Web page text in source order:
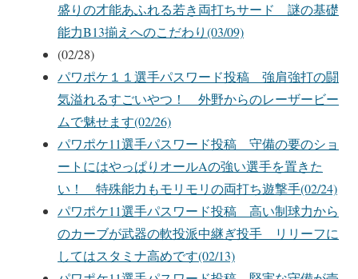
盛りの才能あふれる若き両打ちサード 謎の基礎
能力B13揃えへのこだわり(03/09)
(02/28)
パワポケ１１選手パスワード投稿 強肩強打の闘
気溢れるすごいやつ！ 外野からのレーザービー
ムで魅せます(02/26)
パワポケ11選手パスワード投稿 守備の要のショ
ートにはやっぱりオールAの強い選手を置きた
い！ 特殊能力もモリモリの両打ち遊撃手(02/24)
パワポケ11選手パスワード投稿 高い制球力から
のカーブが武器の軟投派中継ぎ投手 リリーフに
してはスタミナ高めです(02/13)